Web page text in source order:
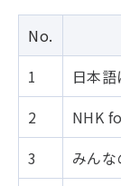
No.
1
日本
2
NHK
3
みん